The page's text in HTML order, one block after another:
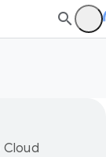
Cloud